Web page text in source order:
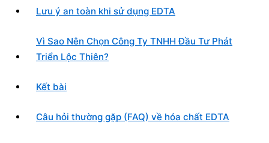
Lưu ý an toàn khi sử dụng EDTA
Vì Sao Nên Chọn Công Ty TNHH Đầu Tư Phát
Triển Lộc Thiên?
Kết bài
Câu hỏi thường gặp (FAQ) về hóa chất EDTA